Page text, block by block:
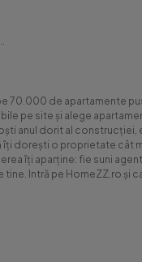
70.000 de apartamente
pe site și alege
anul dorit al construcției,
dorești o proprietate cât
îți aparține: fie suni
Intră pe HomeZZ.ro și